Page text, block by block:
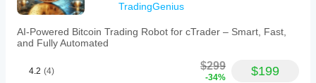
TradingGenius
AI-Powered Bitcoin Trading Robot for cTrader – Smart, Fast,
and Fully Automated
4.2 (4) $299
-34% $199